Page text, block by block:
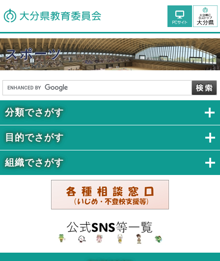
スポーツ
分類でさがす
目的でさがす
組織でさがす